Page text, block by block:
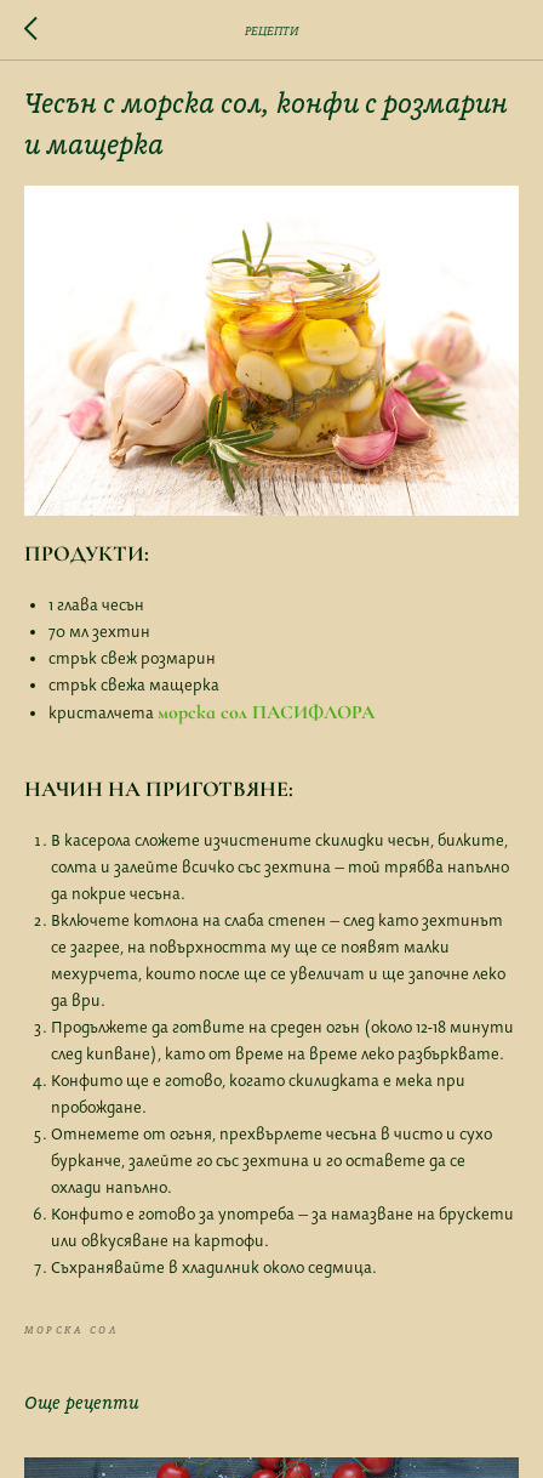
РЕЦЕПТИ
Чесън с морска сол, конфи с розмарин
и мащерка
ПРОДУКТИ:
1 глава чесън
70 мл зехтин
стрък свеж розмарин
стрък свежа мащерка
кристалчетаморска сол ПАСИФЛОРА
НАЧИН НА ПРИГОТВЯНЕ:
В касерола сложете изчистените скилидки чесън, билките,
солта и залейте всичко със зехтина – той трябва напълно
да покрие чесъна.
Включете котлона на слаба степен – след като зехтинът
се загрее, на повърхността му ще се появят малки
мехурчета, които после ще се увеличат и ще започне леко
да ври.
Продължете да готвите на среден огън (около 12-18 минути
след кипване), като от време на време леко разбърквате.
Конфито ще е готово, когато скилидката е мека при
пробождане.
Отнемете от огъня, прехвърлете чесъна в чисто и сухо
бурканче, залейте го със зехтина и го оставете да се
охлади напълно.
Конфито е готово за употреба – за намазване на брускети
или овкусяване на картофи.
Съхранявайте в хладилник около седмица.
МОРСКА СОЛ
Още рецепти